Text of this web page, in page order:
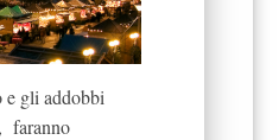
e gli addobbi
faranno